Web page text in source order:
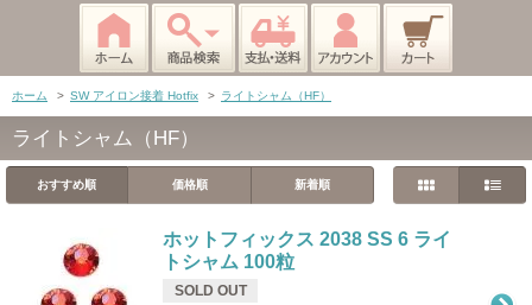
ホーム > SW アイロン接着 Hotfix > ライトシャム（HF）
ライトシャム（HF）
おすすめ順 価格順 新着順
ホットフィックス 2038 SS 6 ライ
トシャム 100粒
SOLD OUT